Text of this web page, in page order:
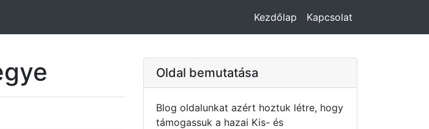
Kezdőlap Kapcsolat
Oldal bemutatása
Blog oldalunkat azért hoztuk létre, hogy
támogassuk a hazai Kis- és